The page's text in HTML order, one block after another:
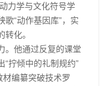
力学与文化符号学
“动作基因库”，实
化。
。他通过反复的课堂
“拧倾中的礼制规约”
材编纂突破技术罗